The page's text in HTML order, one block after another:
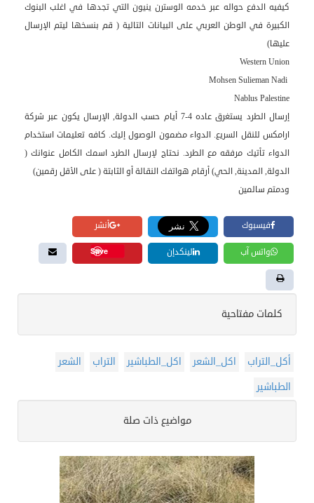
كيفيه الدفع حواله عبر خدمه الوسترن ينيون التي تجدها في اغلب البنوك
الكبيرة في الوطن العربي على البيانات التالية ( قم بنسخها ليتم الإرسال
عليها)
Western Union
Nablus Palestine
إرسال الطرد يستغرق عاده 4-7 أيام حسب الدولة, الإرسال يكون عبر شركة
ارامكس للنقل السريع. الدواء مضمون الوصول إليك. كافه تعليمات استخدام
الدواء تأتيك مرفقه مع الطرد. نحتاج لإرسال الطرد اسمك الكامل عنوانك (
الدولة, المدينة, الحي) أرقام هواتفك النقالة أو الثابتة ( على الأقل رقمين)
ودمتم سالمين
فيسبوك أنشر
واتس آب لينكدإن Save
كلمات مفتاحية
أكل_التراب اكل_الشعر اكل_الطباشير التراب
الشعر
الطباشير
مواضيع ذات صلة